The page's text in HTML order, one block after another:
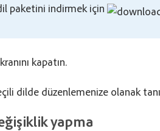
paketini indirmek için
kapatın.
dilde düzenlemenize olanak
yapma